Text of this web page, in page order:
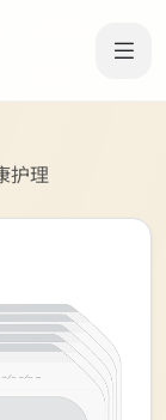
护理